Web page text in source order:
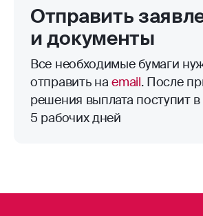
Отправить
и документы
Все необходимые бумаги
отправить наemail. После
решения выплата поступит в
5 рабочих дней